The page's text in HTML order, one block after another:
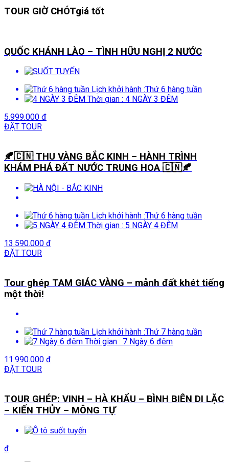
TOUR GIỜ CHÓTgiá tốt
QUỐC KHÁNH LÀO – TÌNH HỮU NGHỊ 2 NƯỚC
Lịch khởi hành :Thứ 6 hàng tuần
Thời gian : 4 NGÀY 3 ĐÊM
5.999.000 đ
ĐẶT TOUR
🍂🇨🇳 THU VÀNG BẮC KINH – HÀNH TRÌNH
KHÁM PHÁ ĐẤT NƯỚC TRUNG HOA 🇨🇳🍂
Lịch khởi hành :Thứ 6 hàng tuần
Thời gian : 5 NGÀY 4 ĐÊM
13.590.000 đ
ĐẶT TOUR
Tour ghép TAM GIÁC VÀNG – mảnh đất khét tiếng
một thời!
Lịch khởi hành :Thứ 7 hàng tuần
Thời gian : 7 Ngày 6 đêm
11.990.000 đ
ĐẶT TOUR
TOUR GHÉP: VINH – HÀ KHẨU – BÌNH BIÊN DI LẶC
– KIẾN THỦY – MÔNG TỰ
đ